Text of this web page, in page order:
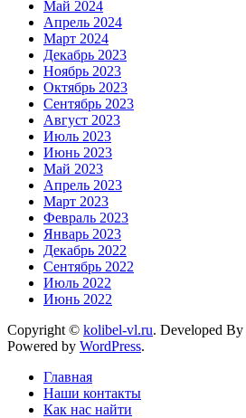
Май 2024
Апрель 2024
Март 2024
Декабрь 2023
Ноябрь 2023
Октябрь 2023
Сентябрь 2023
Август 2023
Июль 2023
Июнь 2023
Май 2023
Апрель 2023
Март 2023
Февраль 2023
Январь 2023
Декабрь 2022
Сентябрь 2022
Июль 2022
Июнь 2022
Copyright © kolibel-vl.ru. Developed By
Powered by WordPress.
Главная
Наши контакты
Как нас найти